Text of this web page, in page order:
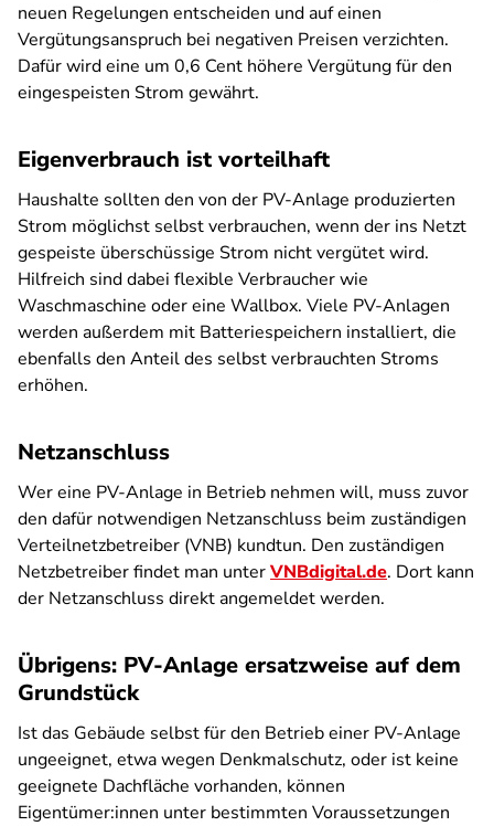
neuen Regelungen entscheiden und auf einen
Vergütungsanspruch bei negativen Preisen verzichten.
Dafür wird eine um 0,6 Cent höhere Vergütung für den
eingespeisten Strom gewährt.
Eigenverbrauch ist vorteilhaft
Haushalte sollten den von der PV-Anlage produzierten
Strom möglichst selbst verbrauchen, wenn der ins Netzt
gespeiste überschüssige Strom nicht vergütet wird.
Hilfreich sind dabei flexible Verbraucher wie
Waschmaschine oder eine Wallbox. Viele PV-Anlagen
werden außerdem mit Batteriespeichern installiert, die
ebenfalls den Anteil des selbst verbrauchten Stroms
erhöhen.
Netzanschluss
Wer eine PV-Anlage in Betrieb nehmen will, muss zuvor
den dafür notwendigen Netzanschluss beim zuständigen
Verteilnetzbetreiber (VNB) kundtun. Den zuständigen
Netzbetreiber findet man unterVNBdigital.de. Dort kann
der Netzanschluss direkt angemeldet werden.
Übrigens: PV-Anlage ersatzweise auf dem
Grundstück
Ist das Gebäude selbst für den Betrieb einer PV-Anlage
ungeeignet, etwa wegen Denkmalschutz, oder ist keine
geeignete Dachfläche vorhanden, können
Eigentümer:innen unter bestimmten Voraussetzungen